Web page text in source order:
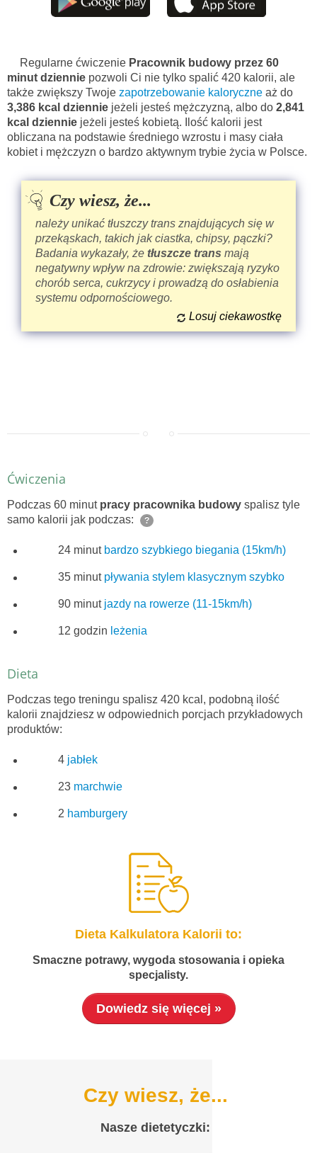
Regularne ćwiczenie Pracownik budowy przez 60
minut dziennie pozwoli Ci nie tylko spalić 420 kalorii, ale
także zwiększy Twoje zapotrzebowanie kaloryczne aż do
3,386 kcal dziennie jeżeli jesteś mężczyzną, albo do 2,841
kcal dziennie jeżeli jesteś kobietą. Ilość kalorii jest
obliczana na podstawie średniego wzrostu i masy ciała
kobiet i mężczyzn o bardzo aktywnym trybie życia w Polsce.
Czy wiesz, że...
należy unikać tłuszczy trans znajdujących się w
przekąskach, takich jak ciastka, chipsy, pączki?
Badania wykazały, że tłuszcze trans mają
negatywny wpływ na zdrowie: zwiększają ryzyko
chorób serca, cukrzycy i prowadzą do osłabienia
systemu odpornościowego.
Losuj ciekawostkę
Ćwiczenia
Podczas 60 minut pracy pracownika budowy spalisz tyle
samo kalorii jak podczas:
?
24 minut bardzo szybkiego biegania (15km/h)
35 minut pływania stylem klasycznym szybko
90 minut jazdy na rowerze (11-15km/h)
12 godzin leżenia
Dieta
Podczas tego treningu spalisz 420 kcal, podobną ilość
kalorii znajdziesz w odpowiednich porcjach przykładowych
produktów:
4 jabłek
23 marchwie
2 hamburgery
Dieta Kalkulatora Kalorii to:
Smaczne potrawy, wygoda stosowania i opieka
specjalisty.
Dowiedz się więcej »
Czy wiesz, że...
Nasze dietetyczki: